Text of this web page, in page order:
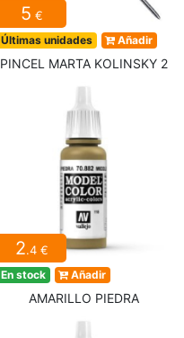
5 €
Últimas unidades Añadir
PINCEL MARTA KOLINSKY 2
2.4 €
En stock Añadir
AMARILLO PIEDRA